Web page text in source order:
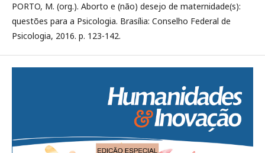
PORTO, M. (org.). Aborto e (não) desejo de maternidade(s):
questões para a Psicologia. Brasília: Conselho Federal de
Psicologia, 2016. p. 123-142.